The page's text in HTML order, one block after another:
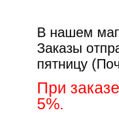
В нашем
Заказы
пятницу
При
5%.